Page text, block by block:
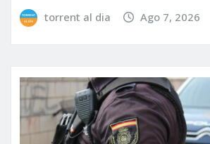
torrent al dia Ago 7, 2026